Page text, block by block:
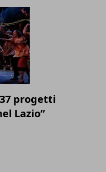
progetti
Lazio”